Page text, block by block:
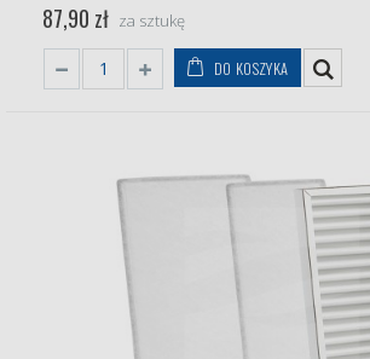
87,90 zł za sztukę
DO KOSZYKA